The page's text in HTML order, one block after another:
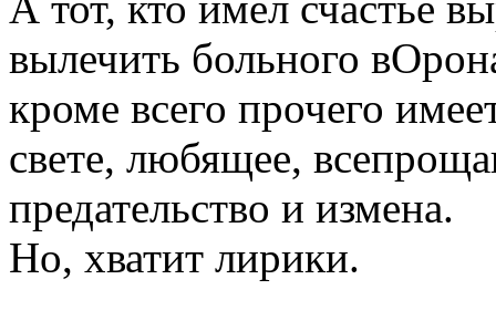
вылечить больного
кроме всего прочего
свете, любящее,
предательство и измена.
Но, хватит лирики.